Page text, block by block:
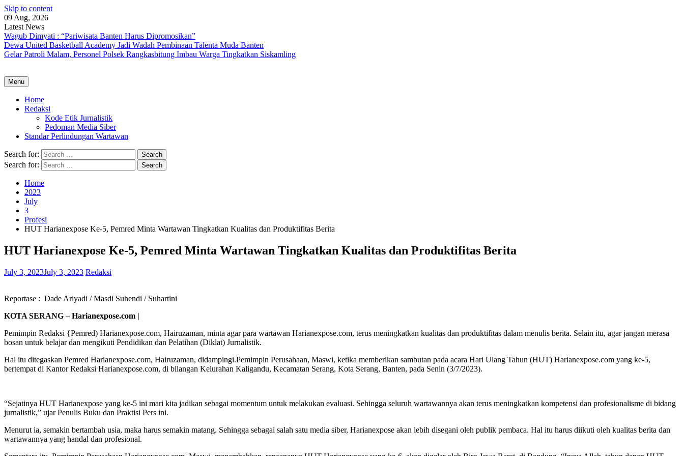
Skip to content
09 Aug, 2026
Latest News
Wagub Dimyati : “Pariwisata Banten Harus Dipromosikan”
Dewa United Basketball Academy Jadi Wadah Pembinaan Talenta Muda Banten
Gelar Patroli Malam, Personel Polsek Rangkasbitung Imbau Warga Tingkatkan Siskamling
Menu
Home
Redaksi
Kode Etik Jurnalistik
Pedoman Media Siber
Standar Perlindungan Wartawan
Search for:
Search for:
Home
2023
July
3
Profesi
HUT Harianexpose Ke-5, Pemred Minta Wartawan Tingkatkan Kualitas dan Produktifitas Berita
HUT Harianexpose Ke-5, Pemred Minta Wartawan Tingkatkan Kualitas dan Produktifitas Berita
July 3, 2023July 3, 2023 Redaksi
Reportase : Dade Ariyadi / Masdi Suhendi / Suhartini
KOTA SERANG – Harianexpose.com |
Pemimpin Redaksi {Pemred) Harianexpose.com, Hairuzaman, minta agar para wartawan Harianexpose.com, terus meningkatkan kualitas dan produktifitas dalam menulis berita. Selain itu, agar jangan merasa
bosan untuk belajar dan mengikuti Pendidikan dan Pelatihan (Diklat) Jurnalistik.
Hal itu ditegaskan Pemred Harianexpose.com, Hairuzaman, didampingi.Pemimpin Perusahaan, Maswi, ketika memberikan sambutan pada acara Hari Ulang Tahun (HUT) Harianexpose.com yang ke-5,
bertempat di Kantor Redaksi Harianexpose.com, di bilangan Kelurahan Kaligandu, Kecamatan Serang, Kota Serang, Banten, pada Senin (3/7/2023).
“Sejatinya HUT Harianexpose yang ke-5 ini mari kita jadikan sebagai momentum untuk melakukan evaluasi. Sehingga seluruh wartawannya akan terus meningkatkan kompetensi dan profesionalisme di bidang
jurnalistik,” ujar Penulis Buku dan Praktisi Pers ini.
Menurut ia, semakin bertambah usia, maka harus semakin matang. Sehingga sebagai salah satu media siber, Harianexpose akan lebih disegani oleh publik pembaca. Hal itu harus diikuti oleh kualitas berita dan
wartawannya yang handal dan profesional.